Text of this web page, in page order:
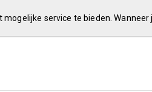
mogelijke service te bieden.